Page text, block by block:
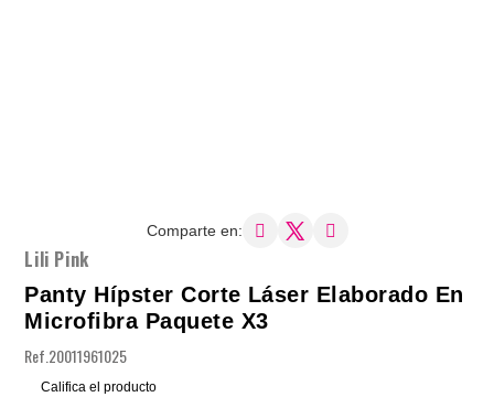
Comparte en:
Lili Pink
Panty Hípster Corte Láser Elaborado En
Microfibra Paquete X3
Ref. 20011961025
Califica el producto